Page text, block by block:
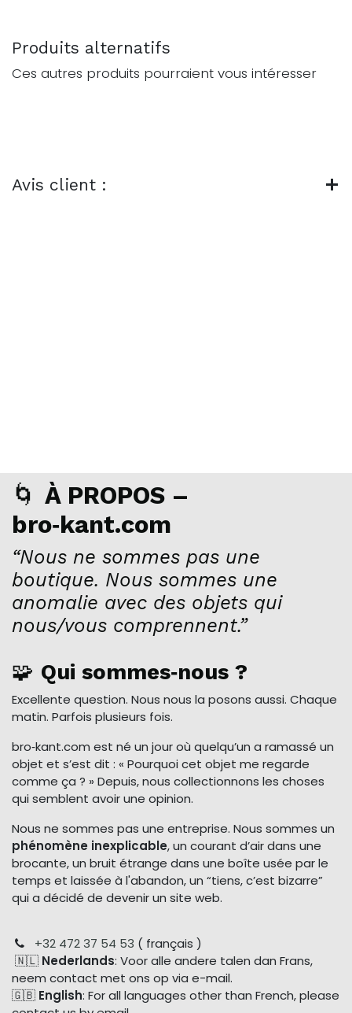
Produits alternatifs
Ces autres produits pourraient vous intéresser
Avis client :
🌀 À PROPOS –
bro‑kant.com
“Nous ne sommes pas une
boutique. Nous sommes une
anomalie avec des objets qui
nous/vous comprennent.”
🧩 Qui sommes‑nous ?
Excellente question. Nous nous la posons aussi. Chaque
matin. Parfois plusieurs fois.
bro‑kant.com est né un jour où quelqu’un a ramassé un
objet et s’est dit : « Pourquoi cet objet me regarde
comme ça ? » Depuis, nous collectionnons les choses
qui semblent avoir une opinion.
Nous ne sommes pas une entreprise. Nous sommes un
phénomène inexplicable, un courant d’air dans une
brocante, un bruit étrange dans une boîte usée par le
temps et laissée à l'abandon, un “tiens, c’est bizarre”
qui a décidé de devenir un site web.
+32 472 37 54 53 ( français )
🇳🇱 Nederlands: Voor alle andere talen dan Frans,
neem contact met ons op via e-mail.
🇬🇧 English: For all languages other than French, please